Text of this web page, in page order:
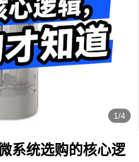
1/4
系统选购的核心逻